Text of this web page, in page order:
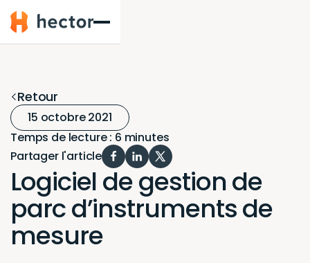
Hector
Retour
15 octobre 2021
Temps de lecture : 6 minutes
Partager l'article
Logiciel de gestion de
parc d’instruments de
mesure